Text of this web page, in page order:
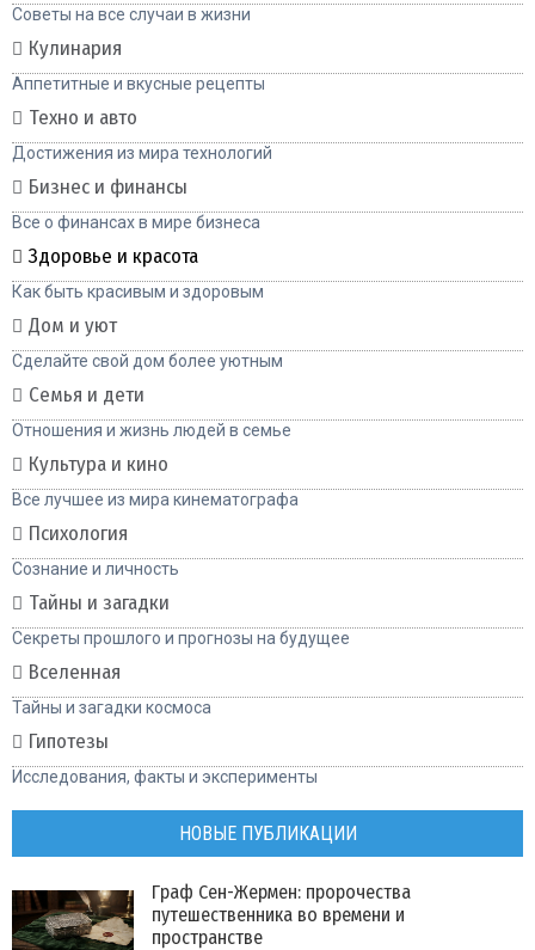
Советы на все случаи в жизни
Кулинария
Аппетитные и вкусные рецепты
Техно и авто
Достижения из мира технологий
Бизнес и финансы
Все о финансах в мире бизнеса
Здоровье и красота
Как быть красивым и здоровым
Дом и уют
Сделайте свой дом более уютным
Семья и дети
Отношения и жизнь людей в семье
Культура и кино
Все лучшее из мира кинематографа
Психология
Сознание и личность
Тайны и загадки
Секреты прошлого и прогнозы на будущее
Вселенная
Тайны и загадки космоса
Гипотезы
Исследования, факты и эксперименты
НОВЫЕ ПУБЛИКАЦИИ
Граф Сен-Жермен: пророчества
путешественника во времени и
пространстве